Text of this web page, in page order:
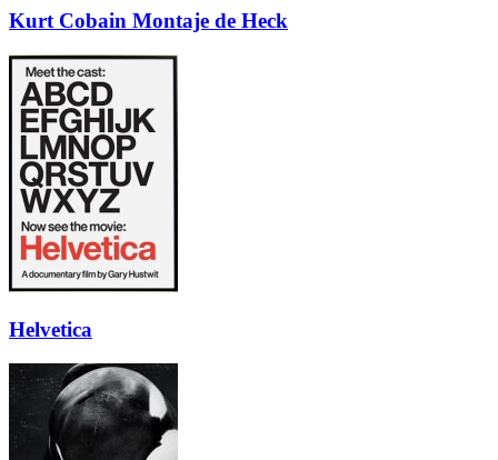
Kurt Cobain Montaje de Heck
Helvetica